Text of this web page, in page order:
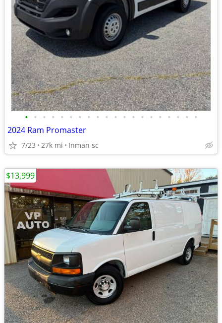
• • • • • • • • • • • • • • • • • • • •
2024 Ram Promaster
7/23 27k mi Inman sc
$13,999